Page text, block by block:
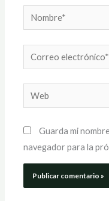
Nombre*
Correo
electrónico*
Web
Guarda mi
navegador para la